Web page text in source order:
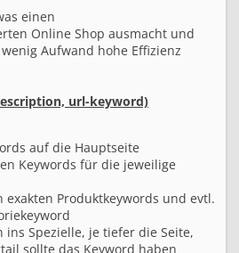
einen
Online Shop ausmacht und
Aufwand hohe Effizienz
url-keyword)
auf die Hauptseite
Keywords für die jeweilige
exakten Produktkeywords und evtl.
ins Spezielle, je tiefer die Seite,
sollte das Keyword haben